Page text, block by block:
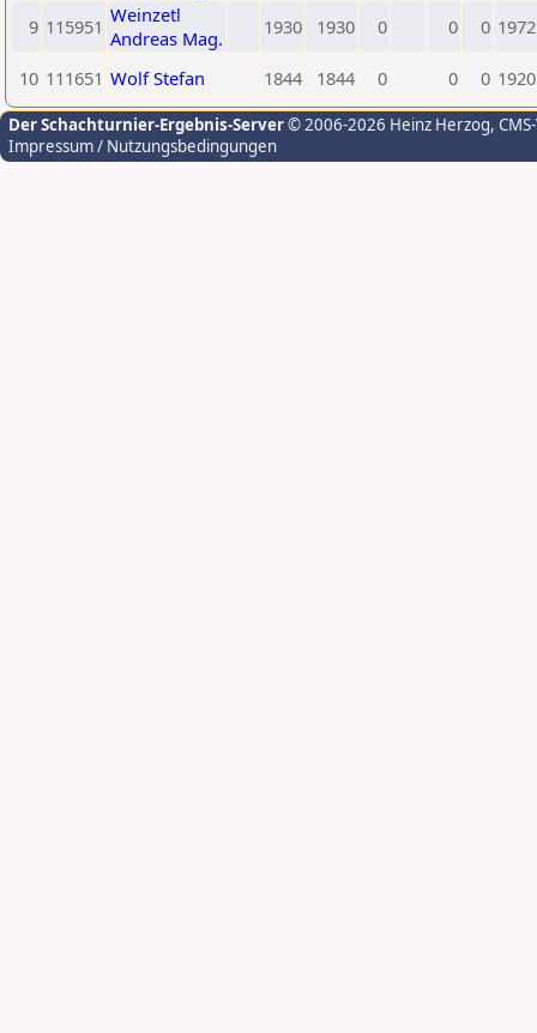
9 115951 Weinzetl
Andreas Mag.
1930 1930 0 0 0 1972
10 111651 Wolf Stefan 1844 1844 0 0 0 1920
Der Schachturnier-Ergebnis-Server© 2006-2026 Heinz Herzog,
Impressum / Nutzungsbedingungen